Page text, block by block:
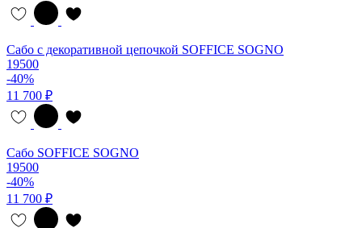
Сабо с декоративной цепочкой SOFFICE SOGNO
19500
-40%
11 700 ₽
Сабо SOFFICE SOGNO
19500
-40%
11 700 ₽